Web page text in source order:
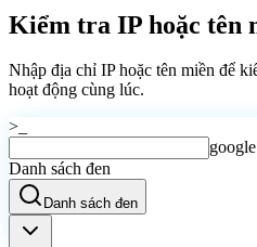
Kiểm tra IP hoặc tên
Nhập địa chỉ IP hoặc tên miền để
hoạt động cùng lúc.
>_
Danh sách đen
Danh sách đen